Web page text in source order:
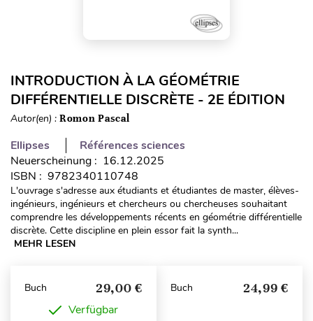
INTRODUCTION À LA GÉOMÉTRIE
DIFFÉRENTIELLE DISCRÈTE - 2E ÉDITION
Autor(en) : Romon Pascal
Ellipses
Références sciences
Neuerscheinung : 16.12.2025
ISBN : 9782340110748
L'ouvrage s'adresse aux étudiants et étudiantes de master, élèves-
ingénieurs, ingénieurs et chercheurs ou chercheuses souhaitant
comprendre les développements récents en géométrie différentielle
discrète. Cette discipline en plein essor fait la synth...
MEHR LESEN
Buch 29,00 €
Verfügbar
Buch 24,99 €